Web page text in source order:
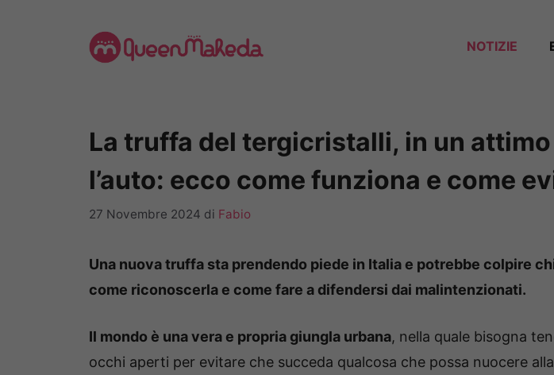
NOTIZIE
La truffa del tergicristalli, in un
l’auto: ecco come funziona e come
27 Novembre 2024 di Fabio
Una nuova truffa sta prendendo piede in Italia e potrebbe colpire
come riconoscerla e come fare a difendersi dai malintenzionati.
Il mondo è una vera e propria giungla urbana, nella quale bisogna
occhi aperti per evitare che succeda qualcosa che possa nuocere